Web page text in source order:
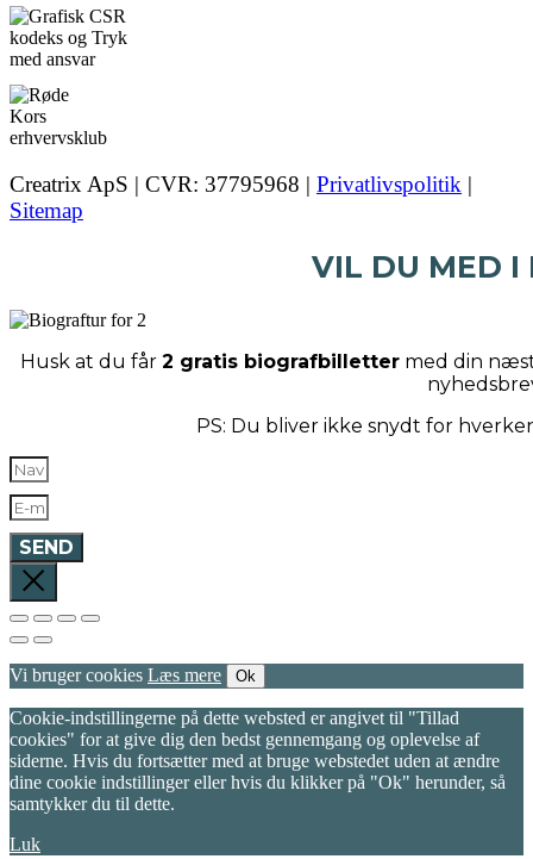
Creatrix ApS | CVR: 37795968 | Privatlivspolitik |
Sitemap
VIL DU MED I
Husk at du får 2 gratis biografbillettermed din
PS: Du bliver ikke snydt for
SEND
Vi bruger cookies Læs mere Ok
Cookie-indstillingerne på dette websted er angivet til "Tillad
cookies" for at give dig den bedst gennemgang og oplevelse af
siderne. Hvis du fortsætter med at bruge webstedet uden at ændre
dine cookie indstillinger eller hvis du klikker på "Ok" herunder, så
samtykker du til dette.
Luk